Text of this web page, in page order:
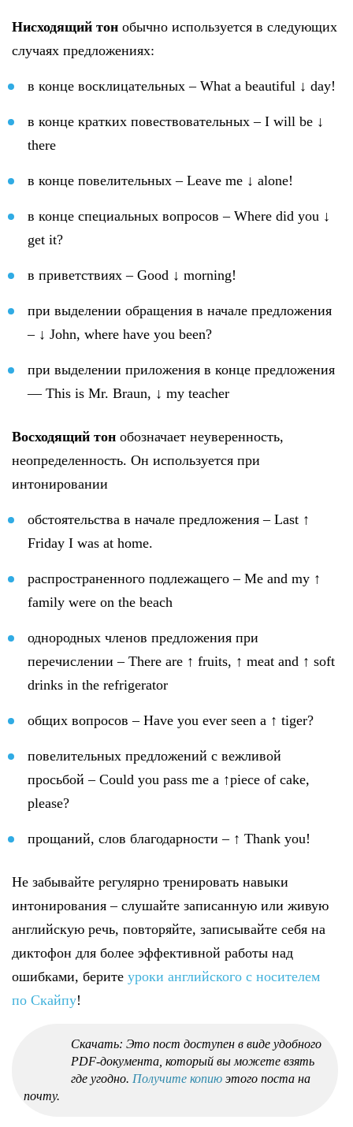
Нисходящий тон обычно используется в следующих
случаях предложениях:
в конце восклицательных – What a beautiful ↓ day!
в конце кратких повествовательных – I will be ↓
there
в конце повелительных – Leave me ↓ alone!
в конце специальных вопросов – Where did you ↓
get it?
в приветствиях – Good ↓ morning!
при выделении обращения в начале предложения
– ↓ John, where have you been?
при выделении приложения в конце предложения
— This is Mr. Braun, ↓ my teacher
Восходящий тон обозначает неуверенность,
неопределенность. Он используется при
интонировании
обстоятельства в начале предложения – Last ↑
Friday I was at home.
распространенного подлежащего – Me and my ↑
family were on the beach
однородных членов предложения при
перечислении – There are ↑ fruits, ↑ meat and ↑ soft
drinks in the refrigerator
общих вопросов – Have you ever seen a ↑ tiger?
повелительных предложений с вежливой
просьбой – Could you pass me a ↑piece of cake,
please?
прощаний, слов благодарности – ↑ Thank you!
Не забывайте регулярно тренировать навыки
интонирования – слушайте записанную или живую
английскую речь, повторяйте, записывайте себя на
диктофон для более эффективной работы над
ошибками, берите уроки английского с носителем
по Скайпу!
Скачать: Это пост доступен в виде удобного
PDF-документа, который вы можете взять
где угодно. Получите копию этого поста на
почту.